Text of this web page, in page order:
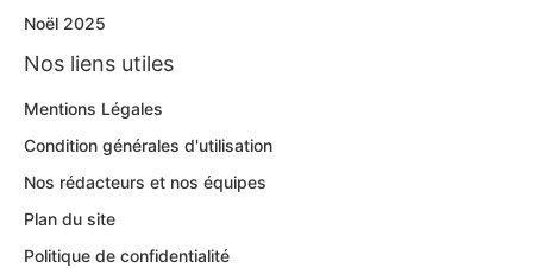
Noël 2025
Nos liens utiles
Mentions Légales
Condition générales d'utilisation
Nos rédacteurs et nos équipes
Plan du site
Politique de confidentialité